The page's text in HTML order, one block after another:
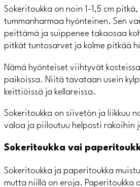
Sokeritoukka on noin 1-1,5 cm
tummanharmaa hyönteinen. Sen
peittämä ja suippenee takaosaa
pitkät tuntosarvet ja kolme pitkää
Nämä hyönteiset viihtyvät
paikoissa. Niitä tavataan usein
keittiöissä ja kellareissa.
Sokeritoukka on siivetön ja liikkuu
valoa ja piiloutuu helposti rakoihin
Sokeritoukka vai
Sokeritoukka ja paperitoukka
mutta niillä on eroja. Paperitoukka